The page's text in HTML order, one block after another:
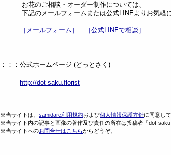
お花のご相談・オーダー制作については、
下記のメールフォームまたは公式LINEよりお気軽に
［メールフォーム］ ［公式LINEで相談］
：：：公式ホームページ (どっとさく)
http://dot-saku.florist
※当サイトは、 samidare利用規約および個人情報保護方針に同意し
※当サイト内の記事と画像の著作及び責任の所在は投稿者「dot-saku
※当サイトへのお問合せはこちらからどうぞ。